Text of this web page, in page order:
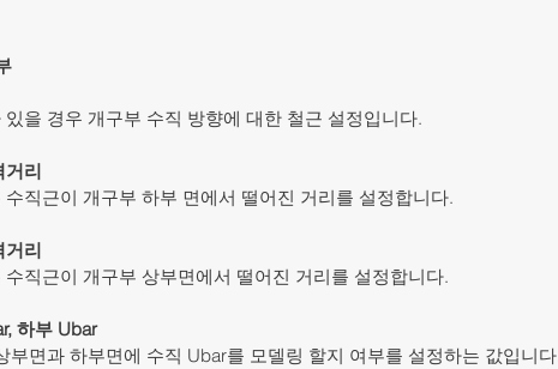
을 경우 개구부 수직 방향에 대한 철근 설정입니다.
리
직근이 개구부 하부 면에서 떨어진 거리를 설정합니다.
리
직근이 개구부 상부면에서 떨어진 거리를 설정합니다.
하부 Ubar
부면과 하부면에 수직 Ubar를 모델링 할지 여부를 설정하는 값입니